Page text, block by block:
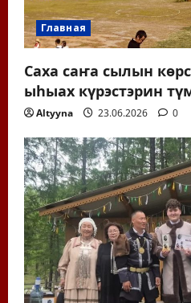
Главная
Саха саҥа сылын
ыһыах күрэстэрин
Altyyna 23.06.2026 0